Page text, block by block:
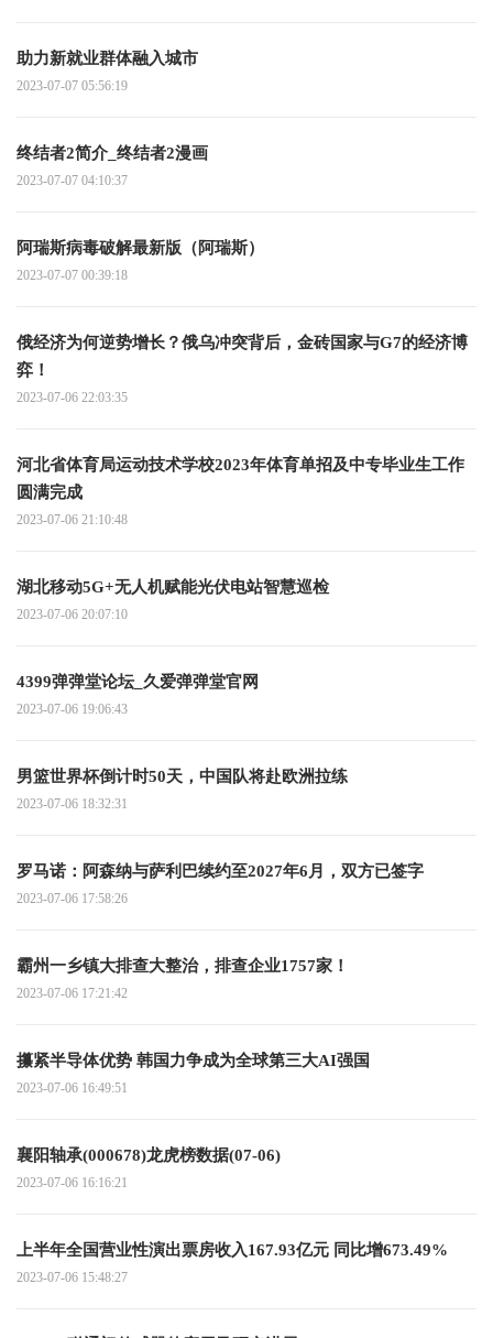
助力新就业群体融入城市
2023-07-07 05:56:19
终结者2简介_终结者2漫画
2023-07-07 04:10:37
阿瑞斯病毒破解最新版（阿瑞斯）
2023-07-07 00:39:18
俄经济为何逆势增长？俄乌冲突背后，金砖国家与G7的经济博
弈！
2023-07-06 22:03:35
河北省体育局运动技术学校2023年体育单招及中专毕业生工作
圆满完成
2023-07-06 21:10:48
湖北移动5G+无人机赋能光伏电站智慧巡检
2023-07-06 20:07:10
4399弹弹堂论坛_久爱弹弹堂官网
2023-07-06 19:06:43
男篮世界杯倒计时50天，中国队将赴欧洲拉练
2023-07-06 18:32:31
罗马诺：阿森纳与萨利巴续约至2027年6月，双方已签字
2023-07-06 17:58:26
霸州一乡镇大排查大整治，排查企业1757家！
2023-07-06 17:21:42
攥紧半导体优势 韩国力争成为全球第三大AI强国
2023-07-06 16:49:51
襄阳轴承(000678)龙虎榜数据(07-06)
2023-07-06 16:16:21
上半年全国营业性演出票房收入167.93亿元 同比增673.49%
2023-07-06 15:48:27